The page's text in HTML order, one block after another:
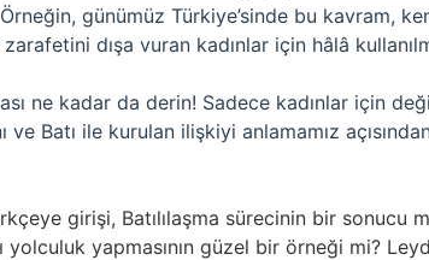
günümüz Türkiye’sinde bu kavram,
dışa vuran kadınlar için hâlâ
ne kadar da derin! Sadece kadınlar için
ve Batı ile kurulan ilişkiyi anlamamız
girişi, Batılılaşma sürecinin bir sonucu
yapmasının güzel bir örneği mi?